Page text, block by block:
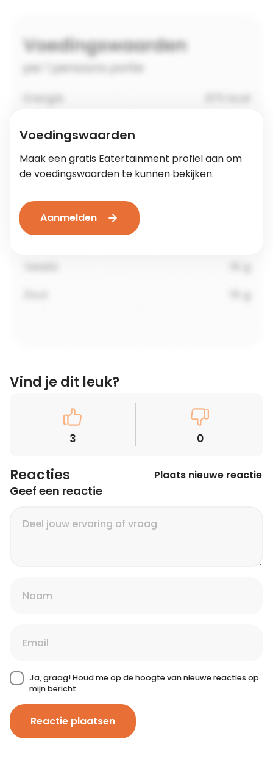
Voedingswaarden
Maak een gratis Eatertainment profiel aan om
de voedingswaarden te kunnen bekijken.
Aanmelden
Vind je dit leuk?
3 0
Reacties Plaats nieuwe reactie
Geef een reactie
Ja, graag! Houd me op de hoogte van nieuwe reacties op
mijn bericht.
Reactie plaatsen